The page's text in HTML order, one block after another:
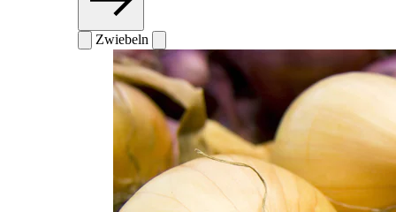
Zwiebeln